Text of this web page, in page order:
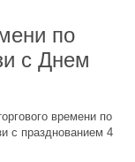
по
с Днем
времени по
с празднованием 4